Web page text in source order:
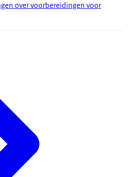
over voorbereidingen voor